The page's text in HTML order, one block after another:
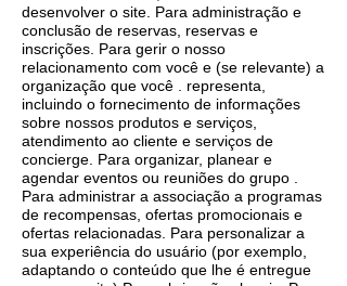
desenvolver o site. Para administração e
conclusão de reservas, reservas e
inscrições. Para gerir o nosso
relacionamento com você e (se relevante) a
organização que você . representa,
incluindo o fornecimento de informações
sobre nossos produtos e serviços,
atendimento ao cliente e serviços de
concierge. Para organizar, planear e
agendar eventos ou reuniões do grupo .
Para administrar a associação a programas
de recompensas, ofertas promocionais e
ofertas relacionadas. Para personalizar a
sua experiência do usuário (por exemplo,
adaptando o conteúdo que lhe é entregue